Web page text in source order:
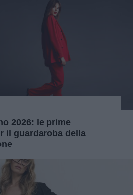
2026: le prime
il guardaroba della